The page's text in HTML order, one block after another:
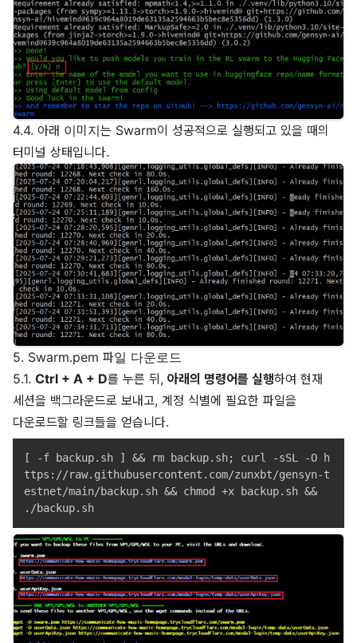
4.4. 아래 이미지는 Swarm이 성공적으로 실행되고 있을 때의
터미널 상태입니다.
5. Swarm.pem 파일 다운로드
5.1. Ctrl + A + D를 누른 뒤, 아래의 명령어를 실행하여 현재
세션을 백그라운드로 보내고, 계정 식별에 필요한 파일을
다운로드할 링크들을 얻습니다.
[ -f backup.sh ] && rm backup.sh; curl -sSL -O h
ttps://raw.githubusercontent.com/zunxbt/gensyn-t
estnet/main/backup.sh && chmod +x backup.sh &&